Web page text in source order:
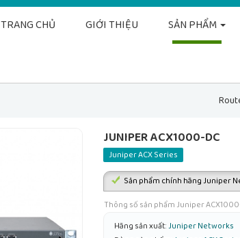
TRANG CHỦ GIỚI THIỆU SẢN PHẨM
JUNIPER ACX1000-DC
Juniper ACX Series
Sản phẩm chính hãng Juniper
Thông số sản phẩm Juniper
Hãng sản xuất:Juniper Networks